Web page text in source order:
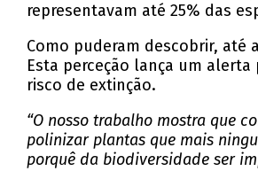
representavam até 25% das
Como puderam descobrir, até
Esta perceção lança um
risco de extinção.
“O nosso trabalho mostra que
polinizar plantas que mais
porquê da biodiversidade ser